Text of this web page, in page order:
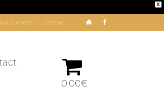
X
compte Contact
0.00€